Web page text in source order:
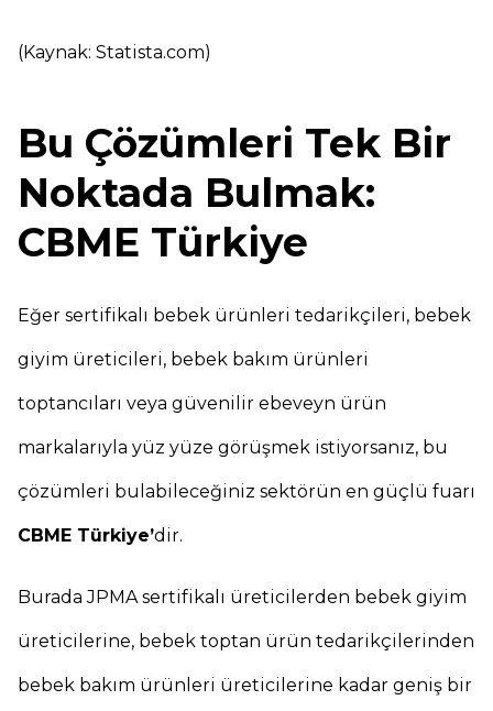
(Kaynak: Statista.com)
Bu Çözümleri Tek Bir
Noktada Bulmak:
CBME Türkiye
Eğer sertifikalı bebek ürünleri tedarikçileri, bebek
giyim üreticileri, bebek bakım ürünleri
toptancıları veya güvenilir ebeveyn ürün
markalarıyla yüz yüze görüşmek istiyorsanız, bu
çözümleri bulabileceğiniz sektörün en güçlü fuarı
CBME Türkiye’dir.
Burada JPMA sertifikalı üreticilerden bebek giyim
üreticilerine, bebek toptan ürün tedarikçilerinden
bebek bakım ürünleri üreticilerine kadar geniş bir